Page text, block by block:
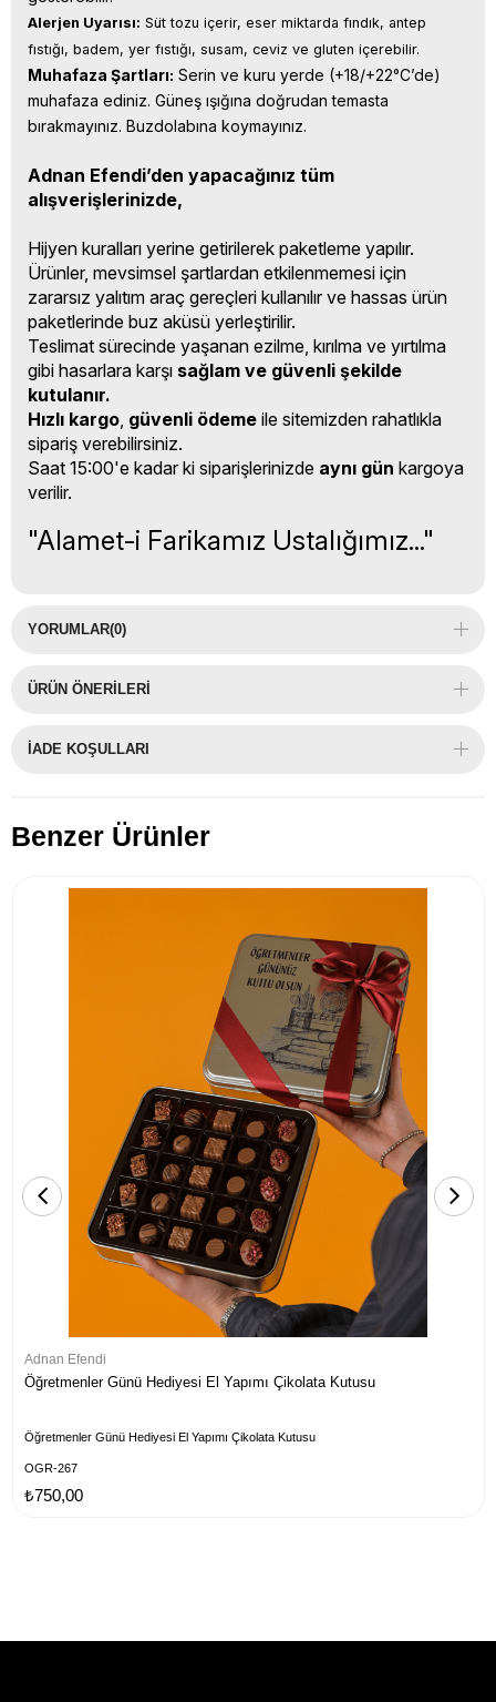
Alerjen Uyarısı: Süt tozu içerir, eser miktarda fındık, antep
fıstığı, badem, yer fıstığı, susam, ceviz ve gluten içerebilir.
Muhafaza Şartları: Serin ve kuru yerde (+18/+22°C’de)
muhafaza ediniz. Güneş ışığına doğrudan temasta
bırakmayınız. Buzdolabına koymayınız.
Adnan Efendi’den yapacağınız tüm
alışverişlerinizde,
Hijyen kuralları yerine getirilerek paketleme yapılır.
Ürünler, mevsimsel şartlardan etkilenmemesi için
zararsız yalıtım araç gereçleri kullanılır ve hassas ürün
paketlerinde buz aküsü yerleştirilir.
Teslimat sürecinde yaşanan ezilme, kırılma ve yırtılma
gibi hasarlara karşı sağlam ve güvenli şekilde
kutulanır.
Hızlı kargo, güvenli ödeme ile sitemizden rahatlıkla
sipariş verebilirsiniz.
Saat 15:00'e kadar ki siparişlerinizde aynı gün kargoya
verilir.
"Alamet-i Farikamız Ustalığımız..."
YORUMLAR(0)
ÜRÜN ÖNERILERI
İADE KOŞULLARI
Benzer Ürünler
Adnan Efendi
Öğretmenler Günü Hediyesi El Yapımı Çikolata Kutusu
Öğretmenler Günü Hediyesi El Yapımı Çikolata Kutusu
OGR-267
₺750,00